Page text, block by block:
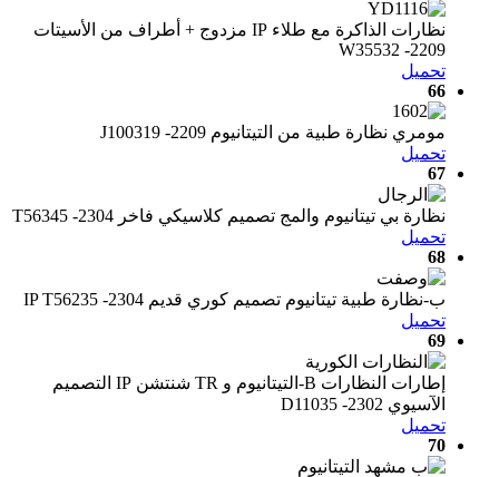
نظارات الذاكرة مع طلاء IP مزدوج + أطراف من الأسيتات
W35532 -2209
تحميل
66
مومري نظارة طبية من التيتانيوم J100319 -2209
تحميل
67
نظارة بي تيتانيوم والمج تصميم كلاسيكي فاخر T56345 -2304
تحميل
68
ب-نظارة طبية تيتانيوم تصميم كوري قديم IP T56235 -2304
تحميل
69
إطارات النظارات B-التيتانيوم و TR شنتشن IP التصميم
الآسيوي D11035 -2302
تحميل
70